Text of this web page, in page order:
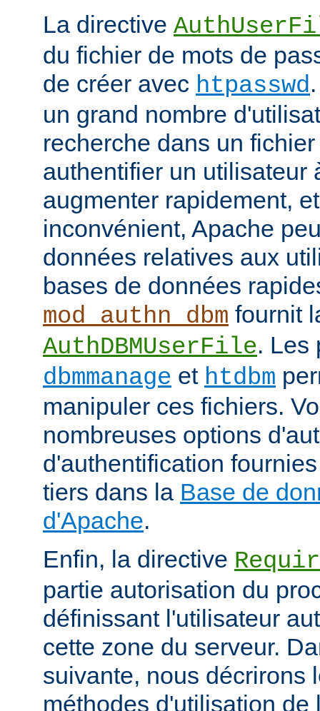
La directive
du fichier de mots de
de créer avec htpasswd
un grand nombre
recherche dans un
authentifier un utilisateur
augmenter rapidement,
inconvénient, Apache
données relatives aux
bases de données
mod_authn_dbm fournit
AuthDBMUserFile. Les
dbmmanage et htdbm
manipuler ces fichiers.
nombreuses options
d'authentification
tiers dans la Base de
d'Apache.
Enfin, la directive
partie autorisation du
définissant l'utilisateur
cette zone du serveur.
suivante, nous décrirons
méthodes d'utilisation de